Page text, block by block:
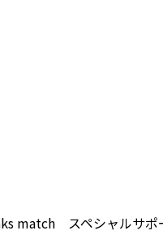
match スペシャルサポ